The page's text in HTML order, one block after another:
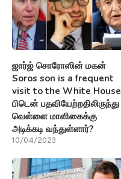
ஜார்ஜ் சொரோஸின் மகன்
Soros son is a frequent
visit to the White House
பிடென் பதவியேற்றதிலிருந்து
வெள்ளை மாளிகைக்கு
அடிக்கடி வந்துள்ளார்?
10/04/2023